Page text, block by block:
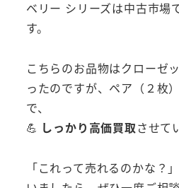
ベリー シリーズは中古市場
す。
こちらのお品物はクローゼ
ったのですが、ペア（２枚
で、
💪 しっかり高価買取させて
「これって売れるのかな？